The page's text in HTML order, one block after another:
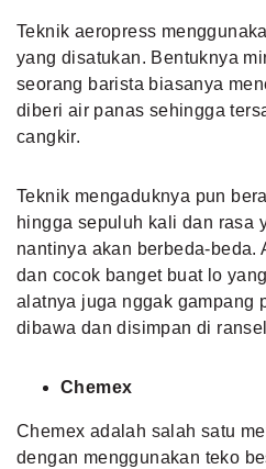
Teknik aeropress
yang disatukan. Bentuknya
seorang barista biasanya
diberi air panas sehingga
cangkir.
Teknik mengaduknya pun
hingga sepuluh kali dan rasa
nantinya akan berbeda-beda.
dan cocok banget buat lo
alatnya juga nggak gampang
dibawa dan disimpan di
Chemex
Chemex adalah salah satu
dengan menggunakan teko